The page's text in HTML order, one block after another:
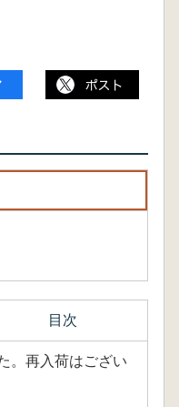
目次
。再入荷はござい